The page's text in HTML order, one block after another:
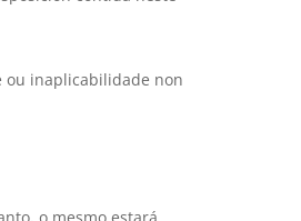
ou inaplicabilidade non